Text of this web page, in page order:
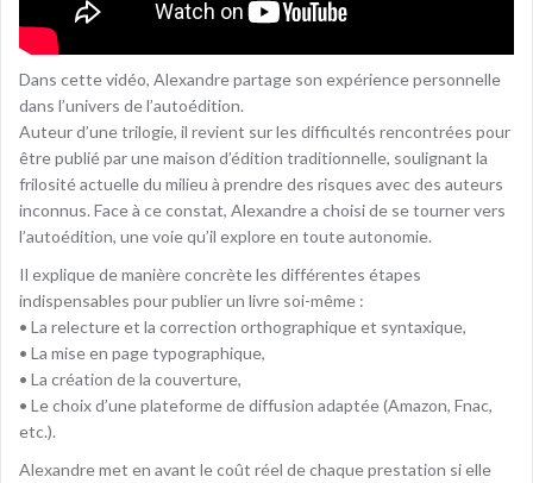
Dans cette vidéo, Alexandre partage son expérience personnelle
dans l’univers de l’autoédition.
Auteur d’une trilogie, il revient sur les difficultés rencontrées pour
être publié par une maison d’édition traditionnelle, soulignant la
frilosité actuelle du milieu à prendre des risques avec des auteurs
inconnus. Face à ce constat, Alexandre a choisi de se tourner vers
l’autoédition, une voie qu’il explore en toute autonomie.
Il explique de manière concrète les différentes étapes
indispensables pour publier un livre soi-même :
• La relecture et la correction orthographique et syntaxique,
• La mise en page typographique,
• La création de la couverture,
• Le choix d’une plateforme de diffusion adaptée (Amazon, Fnac,
etc.).
Alexandre met en avant le coût réel de chaque prestation si elle